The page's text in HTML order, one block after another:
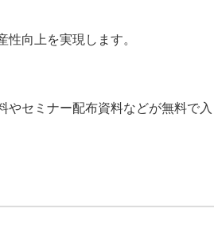
向上を実現します。
やセミナー配布資料などが無料で入